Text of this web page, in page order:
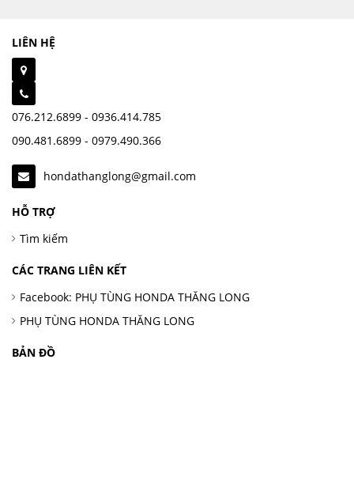
LIÊN HỆ
076.212.6899 - 0936.414.785
090.481.6899 - 0979.490.366
hondathanglong@gmail.com
HỖ TRỢ
Tìm kiếm
CÁC TRANG LIÊN KẾT
Facebook: PHỤ TÙNG HONDA THĂNG LONG
PHỤ TÙNG HONDA THĂNG LONG
BẢN ĐỒ